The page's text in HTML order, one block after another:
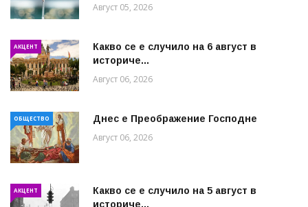
Август 05, 2026
АКЦЕНТ
Какво се е случило на 6 август в
историче...
Август 06, 2026
ОБЩЕСТВО Днес е Преображение Господне
Август 06, 2026
АКЦЕНТ
Какво се е случило на 5 август в
историче...